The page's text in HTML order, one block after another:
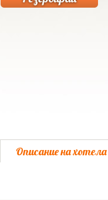
Описание на хотела